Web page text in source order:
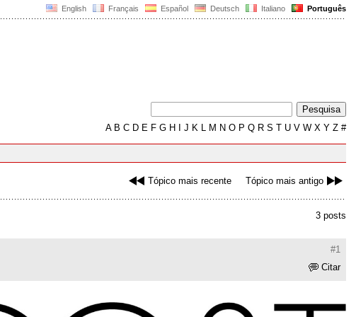
English Français Español Deutsch Italiano Português
AB C D E F G H J K L M N O P Q R S T U V W X Y Z #
Tópico mais recente Tópico mais antigo
3 posts
#1
Citar